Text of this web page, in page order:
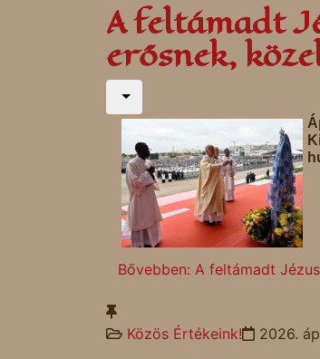
A feltámadt
erősnek,
Bővebben: A feltámadt
Közös Értékeink! 2026.